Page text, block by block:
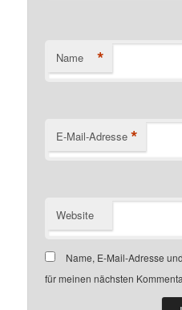
Name *
E-Mail-Adresse *
Website
Name, E-Mail-Adresse
für meinen nächsten